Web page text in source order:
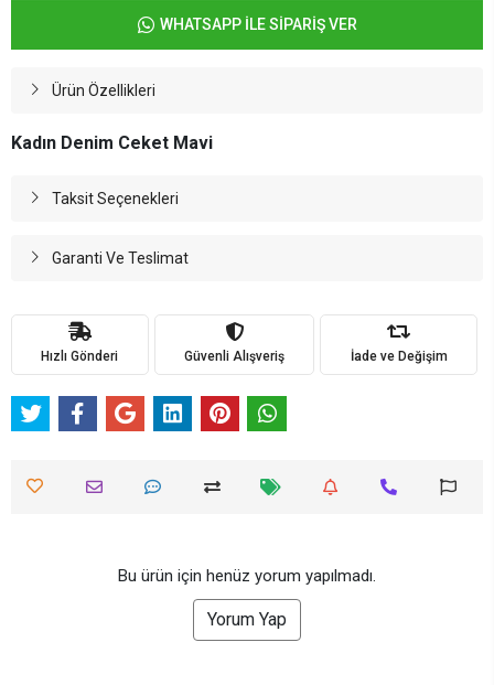
WHATSAPP İLE SİPARİŞ VER
Ürün Özellikleri
Kadın Denim Ceket Mavi
Taksit Seçenekleri
Garanti Ve Teslimat
Hızlı Gönderi Güvenli Alışveriş İade ve Değişim
Bu ürün için henüz yorum yapılmadı.
Yorum Yap